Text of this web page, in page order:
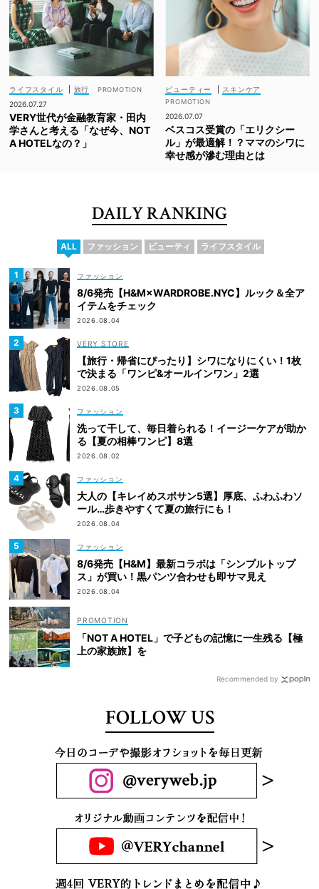
ライフスタイル
旅行
2026.07.27
VERY世代が金融教育家・田内
学さんと考える「なぜ今、NOT
A HOTELなの？」
ビューティー スキンケア
2026.07.07
ベスコス受賞の「エリクシー
ル」が最適解！？ママのシワに
幸せ感が滲む理由とは
DAILY RANKING
ALL ファッション ビューティ ライフスタイル
ファッション
8/6発売【H&M×WARDROBE.NYC】ルック＆全ア
イテムをチェック
2026.08.04
VERY STORE
【旅行・帰省にぴったり】シワになりにくい！1枚
で決まる「ワンピ&オールインワン」2選
2026.08.05
ファッション
洗って干して、毎日着られる！イージーケアが助か
る【夏の相棒ワンピ】8選
2026.08.02
ファッション
大人の【キレイめスポサン5選】厚底、ふわふわソ
ール…歩きやすくて夏の旅行にも！
2026.08.04
ファッション
8/6発売【H&M】最新コラボは「シンプルトップ
ス」が買い！黒パンツ合わせも即サマ見え
2026.08.04
「NOT A HOTEL」で子どもの記憶に一生残る【極
上の家族旅】を
Recommended by
FOLLOW US